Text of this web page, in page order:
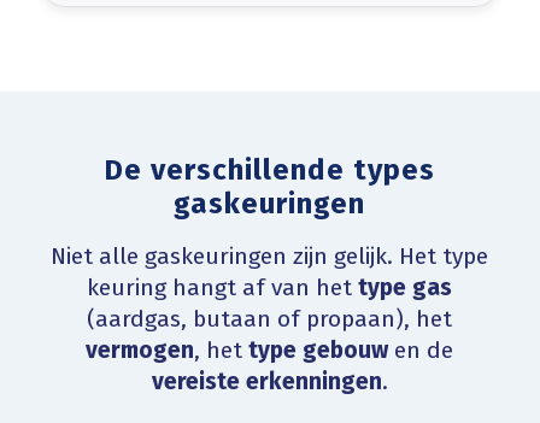
De verschillende types
gaskeuringen
Niet alle gaskeuringen zijn gelijk. Het type
keuring hangt af van hettype gas
(aardgas, butaan of propaan), het
vermogen, hettype gebouwen de
vereiste erkenningen.